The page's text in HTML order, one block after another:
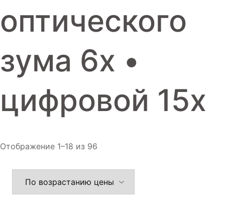
оптического
зума 6x •
цифровой 15x
Отображение 1–18 из 96